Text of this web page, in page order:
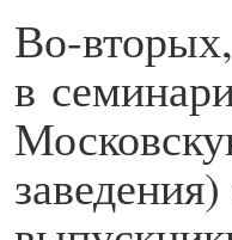
Во-
в